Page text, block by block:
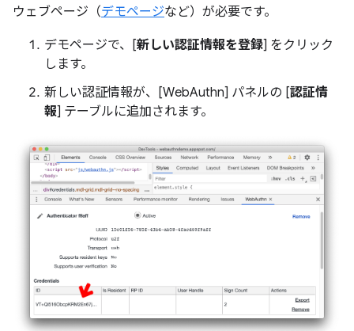
ウェブページ（デモページなど）が必要です。
デモページで、[新しい認証情報を登録] をクリック
します。
新しい認証情報が、[WebAuthn] パネルの [認証情
報] テーブルに追加されます。